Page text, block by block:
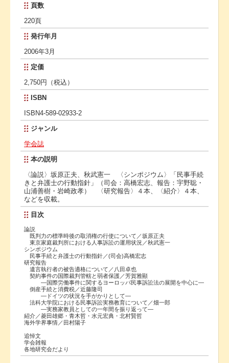
頁数
220頁
発行年月
2006年3月
定価
2,750円（税込）
ISBN
ISBN4-589-02933-2
ジャンル
学会誌
本の説明
〈論説〉坂原正夫、秋武憲一 〈シンポジウム〉「民事手続
きと弁護士の行動指針」（司会：高橋宏志、報告：宇野聡・
山浦善樹・岩崎政孝） 〈研究報告〉４本、〈紹介〉４本、
などを収載。
目次
論説
既判力の標準時後の取消権の行使について／坂原正夫
東京家庭裁判所における人事訴訟の運用状況／秋武憲一
シンポジウム
民事手続と弁護士の行動指針／(司会)高橋宏志
研究報告
遺言執行者の被告適格について／八田卓也
契約事件の国際裁判管轄と弱者保護／芳賀雅顯
―国際労働事件に関するヨーロッパ民事訴訟法の展開を中心に―
倒産手続と消費税／近藤隆司
―ドイツの状況を手がかりとして―
法科大学院における民事訴訟実務教育について／畑一郎
―実務家教員としての一年間を振り返って―
紹介／菱田雄郷・青木哲・水元宏典・北村賢哲
海外学界事情／田村陽子
追悼文
学会雑報
各地研究会だより